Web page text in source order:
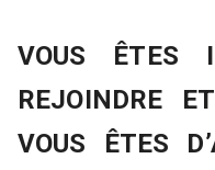
VOUS ÊTES
REJOINDRE
VOUS ÊTES